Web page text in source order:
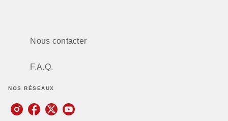
Nous contacter
F.A.Q.
NOS RÉSEAUX